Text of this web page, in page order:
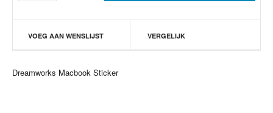
VOEG AAN WENSLIJST VERGELIJK
Dreamworks Macbook Sticker